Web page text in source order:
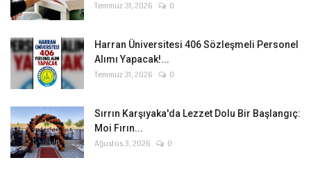
Temmuz 31, 2026 0
Harran Üniversitesi 406 Sözleşmeli Personel
Alımı Yapacak!...
Temmuz 31, 2026 0
Sırrın Karşıyaka'da Lezzet Dolu Bir Başlangıç:
Moi Fırın...
Ağustos 3, 2026 0